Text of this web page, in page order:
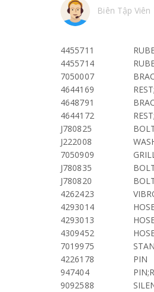
Biên Tập Viên
4455711
4455714
7050007
4644169
4648791
4644172
J780825
J222008
7050909
J780835
J780820
4262423
4293014
4293013
4309452
7019975
4226178
PIN
947404
9092588